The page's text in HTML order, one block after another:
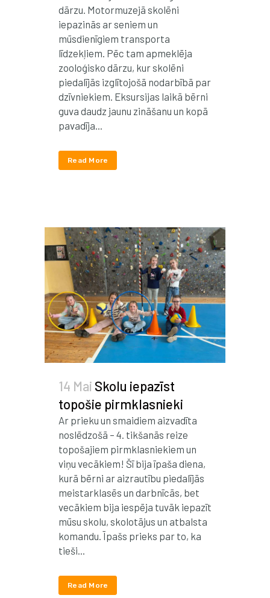
dārzu. Motormuzejā skolēni
iepazinās ar seniem un
mūsdienīgiem transporta
līdzekļiem. Pēc tam apmeklēja
zooloģisko dārzu, kur skolēni
piedalījās izglītojošā nodarbībā par
dzīvniekiem. Eksursijas laikā bērni
guva daudz jaunu zināšanu un kopā
pavadīja...
Read More
14 Mai Skolu iepazīst
topošie pirmklasnieki
Ar prieku un smaidiem aizvadīta
noslēdzošā – 4. tikšanās reize
topošajiem pirmklasniekiem un
viņu vecākiem! Šī bija īpaša diena,
kurā bērni ar aizrautību piedalījās
meistarklasēs un darbnīcās, bet
vecākiem bija iespēja tuvāk iepazīt
mūsu skolu, skolotājus un atbalsta
komandu. Īpašs prieks par to, ka
tieši...
Read More